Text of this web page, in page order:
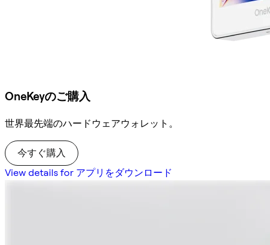
OneKeyのご購入
世界最先端のハードウェアウォレット。
今すぐ購入
View details for アプリをダウンロード